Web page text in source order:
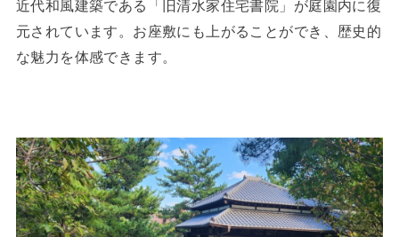
近代和風建築である「旧清水家住宅書院」が庭園内に復
元されています。お座敷にも上がることができ、歴史的
な魅力を体感できます。